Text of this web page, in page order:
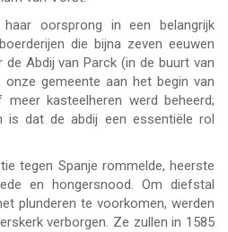
haar oorsprong in een belangrijk
die bijna zeven eeuwen
Abdij van Parck (in de buurt van
gemeente aan het begin van
kasteelheren werd beheerd;
is dat de abdij een essentiële rol
tegen Spanje rommelde, heerste
en hongersnood. Om diefstal
plunderen te voorkomen, werden
verborgen. Ze zullen in 1585